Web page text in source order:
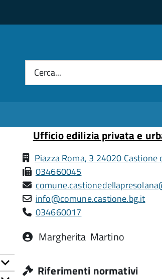
Cerca...
Ufficio edilizia privata e
Piazza Roma, 3 24020 Castione
034660045
info@comune.castione.bg.it
034660017
Margherita Martino
Riferimenti normativi